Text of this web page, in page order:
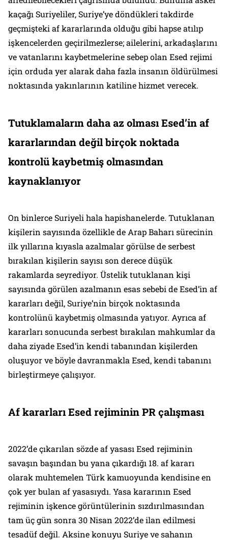
kaçağı Suriyeliler, Suriye’ye döndükleri takdirde
geçmişteki af kararlarında olduğu gibi hapse atılıp
işkencelerden geçirilmezlerse; ailelerini, arkadaşlarını
ve vatanlarını kaybetmelerine sebep olan Esed rejimi
için orduda yer alarak daha fazla insanın öldürülmesi
noktasında yakınlarının katiline hizmet verecek.
Tutuklamaların daha az olması Esed’in af
kararlarından değil birçok noktada
kontrolü kaybetmiş olmasından
kaynaklanıyor
On binlerce Suriyeli hala hapishanelerde. Tutuklanan
kişilerin sayısında özellikle de Arap Baharı sürecinin
ilk yıllarına kıyasla azalmalar görülse de serbest
bırakılan kişilerin sayısı son derece düşük
rakamlarda seyrediyor. Üstelik tutuklanan kişi
sayısında görülen azalmanın esas sebebi de Esed’in af
kararları değil, Suriye’nin birçok noktasında
kontrolünü kaybetmiş olmasında yatıyor. Ayrıca af
kararları sonucunda serbest bırakılan mahkumlar da
daha ziyade Esed’in kendi tabanından kişilerden
oluşuyor ve böyle davranmakla Esed, kendi tabanını
birleştirmeye çalışıyor.
Af kararları Esed rejiminin PR çalışması
2022’de çıkarılan sözde af yasası Esed rejiminin
savaşın başından bu yana çıkardığı 18. af kararı
olarak muhtemelen Türk kamuoyunda kendisine en
çok yer bulan af yasasıydı. Yasa kararının Esed
rejiminin işkence görüntülerinin sızdırılmasından
tam üç gün sonra 30 Nisan 2022’de ilan edilmesi
tesadüf değil. Aksine konuyu Suriye ve sahanın